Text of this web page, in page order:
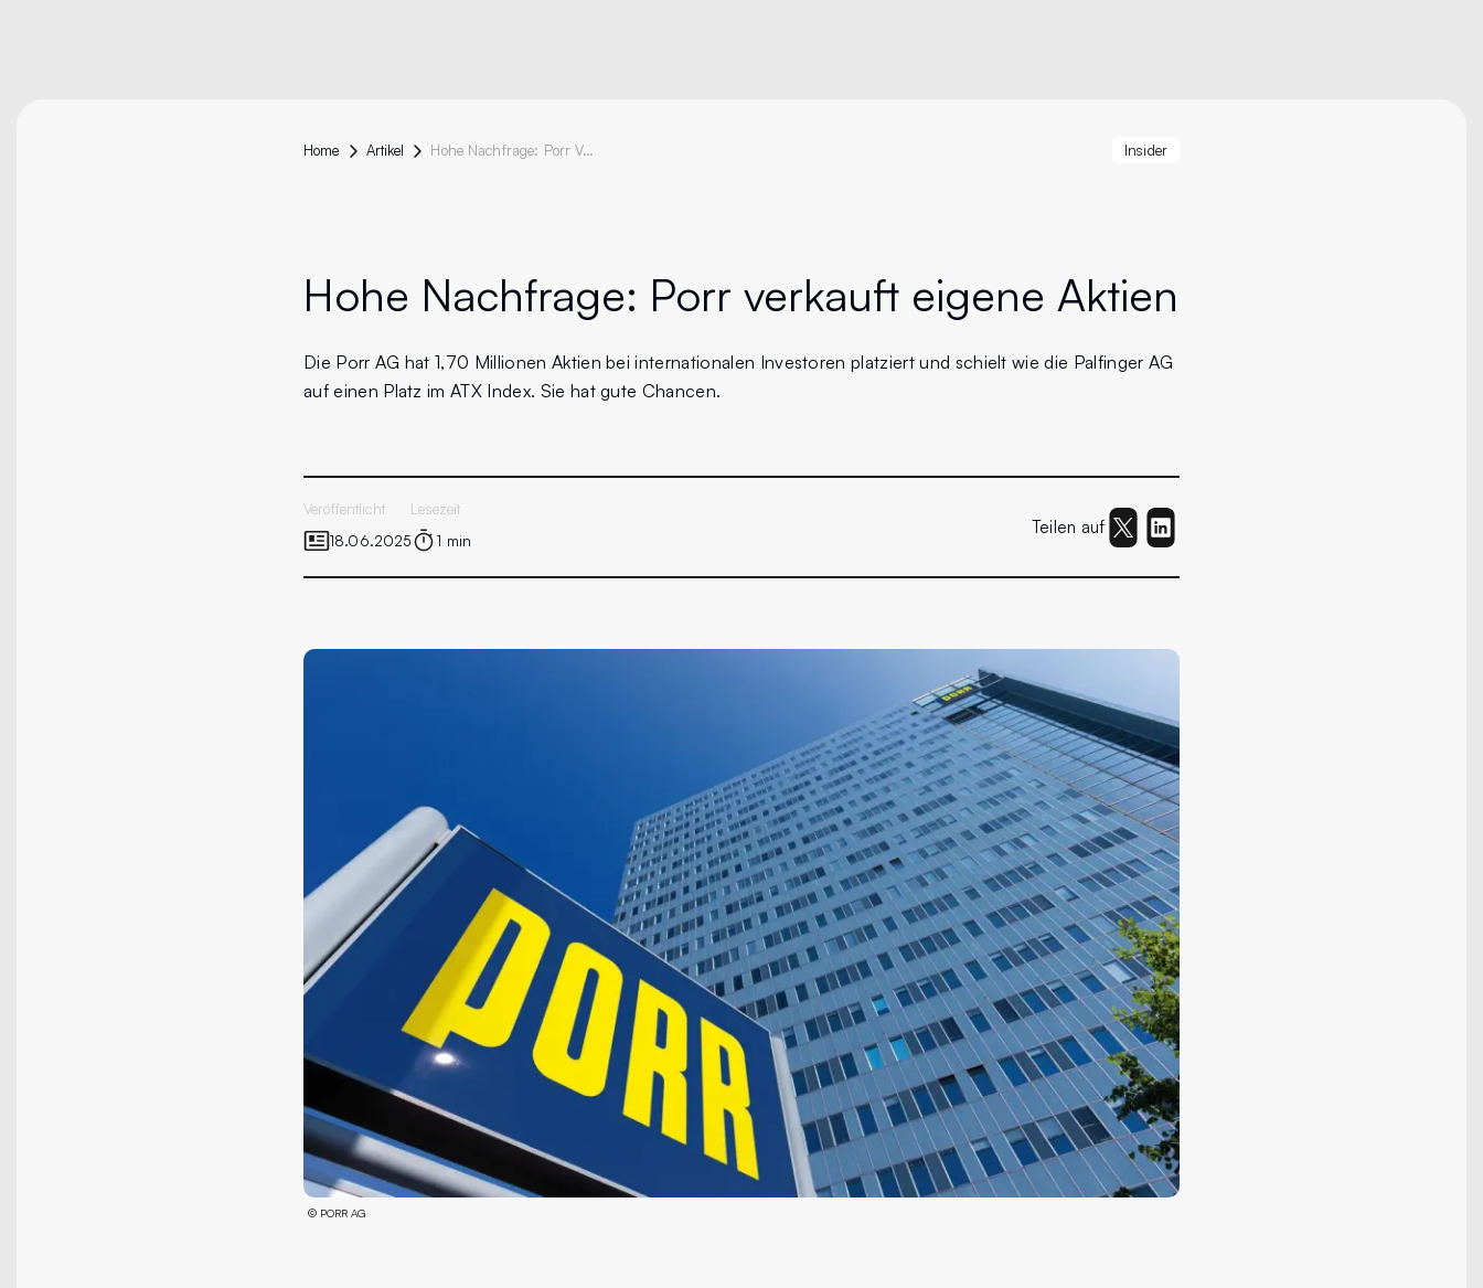
Home Artikel Hohe Nachfrage: Porr Verkauft Eigene Aktien Insider
Hohe Nachfrage: Porr verkauft eigene Aktien
Die Porr AG hat 1,70 Millionen Aktien bei internationalen Investoren platziert und schielt wie die Palfinger AG
auf einen Platz im ATX Index. Sie hat gute Chancen.
Veröffentlicht
18.06.2025
Lesezeit
1 min
Teilen auf
© PORR AG